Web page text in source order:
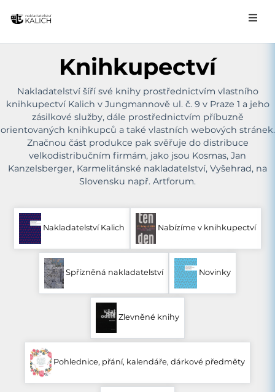
Knihkupectví
Nakladatelství šíří své knihy prostřednictvím vlastního
knihkupectví Kalich v Jungmannově ul. č. 9 v Praze 1 a jeho
zásilkové služby, dále prostřednictvím příbuzně
orientovaných knihkupců a také vlastních webových stránek.
Značnou část produkce pak svěřuje do distribuce
velkodistribučním firmám, jako jsou Kosmas, Jan
Kanzelsberger, Karmelitánské nakladatelství, Vyšehrad, na
Slovensku např. Artforum.
Nakladatelství Kalich Nabízíme v knihkupectví
Spřízněná nakladatelství Novinky
Zlevněné knihy
Pohlednice, přání, kalendáře, dárkové předměty